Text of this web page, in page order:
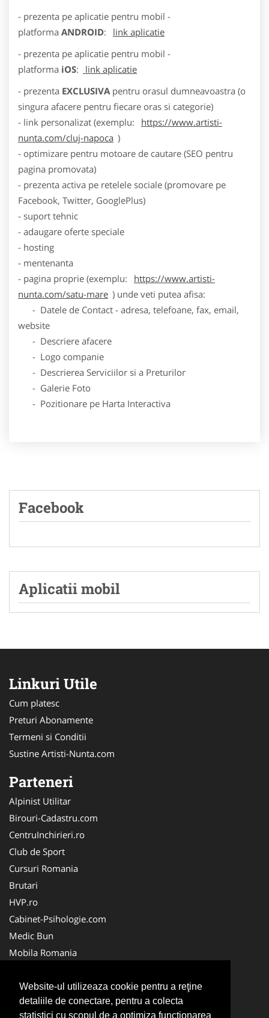
Website-ul utilizeaza cookie pentru a reţine
detaliile de conectare, pentru a colecta
statistici cu scopul de a optimiza functionarea
- prezenta pe aplicatie pentru mobil -
platforma ANDROID:
link aplicatie
- prezenta pe aplicatie pentru mobil -
platforma iOS:
link aplicatie
- prezenta EXCLUSIVApentru orasul dumneavoastra (o
singura afacere pentru fiecare oras si categorie)
- link personalizat (exemplu:
https://www.artisti-
nunta.com/cluj-napoca )
- optimizare pentru motoare de cautare (SEO pentru
pagina promovata)
- prezenta activa pe retelele sociale (promovare pe
Facebook, Twitter, GooglePlus)
- suport tehnic
- adaugare oferte speciale
- hosting
- mentenanta
- pagina proprie (exemplu:
https://www.artisti-
nunta.com/satu-mare ) unde veti putea afisa:
- Datele de Contact - adresa, telefoane, fax, email,
website
- Descriere afacere
- Logo companie
- Descrierea Serviciilor si a Preturilor
- Galerie Foto
- Pozitionare pe Harta Interactiva
Facebook
Aplicatii mobil
Linkuri Utile
Cum platesc
Preturi Abonamente
Termeni si Conditii
Sustine Artisti-Nunta.com
Parteneri
Alpinist Utilitar
Birouri-Cadastru.com
CentruInchirieri.ro
Club de Sport
Cursuri Romania
Brutari
HVP.ro
Cabinet-Psihologie.com
Medic Bun
Mobila Romania
Cabinet-Privat.ro
Cardiologul.ro